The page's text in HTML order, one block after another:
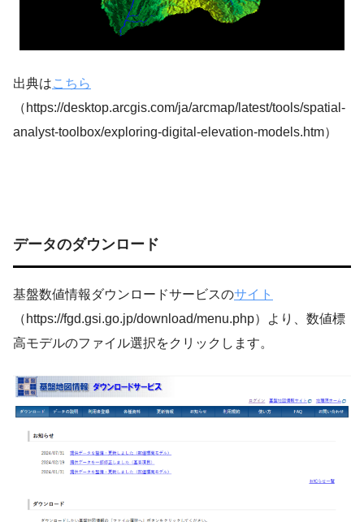
出典はこちら
（https://desktop.arcgis.com/ja/arcmap/latest/tools/spatial-
analyst-toolbox/exploring-digital-elevation-models.htm）
データのダウンロード
基盤数値情報ダウンロードサービスのサイト
（https://fgd.gsi.go.jp/download/menu.php）より、数値標
高モデルのファイル選択をクリックします。